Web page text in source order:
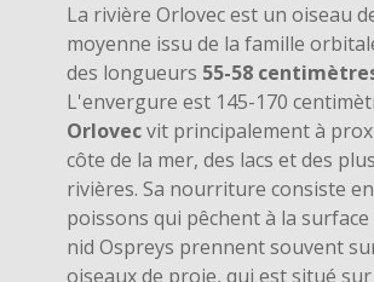
La rivière Orlovec est un oiseau
moyenne issu de la famille
des longueurs 55-58
L'envergure est 145-170
Orlovecvit principalement à
côte de la mer, des lacs et des
rivières. Sa nourriture consiste en
poissons qui pêchent à la surface
nid Ospreys prennent souvent
oiseaux de proie, qui est situé